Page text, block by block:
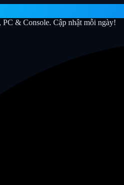
& Console. Cập nhật mỗi ngày!